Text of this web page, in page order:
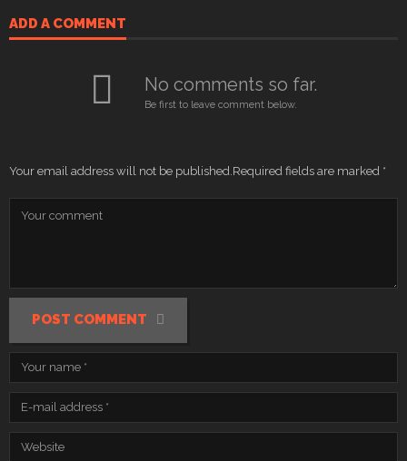
ADD A COMMENT
No comments so far.
Be first to leave comment below.
Your email address will not be published. Required fields are marked *
POST COMMENT